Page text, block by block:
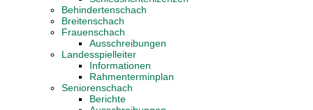
Behindertenschach
Breitenschach
Frauenschach
Ausschreibungen
Landesspielleiter
Informationen
Rahmenterminplan
Seniorenschach
Berichte